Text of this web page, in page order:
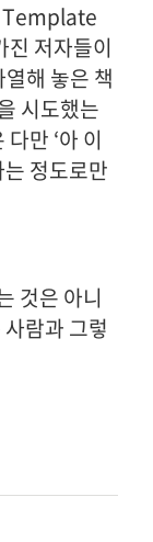
Template
저자들이
해 놓은 책
시도했는
만 ‘아 이
정도로만
것은 아니
람과 그렇